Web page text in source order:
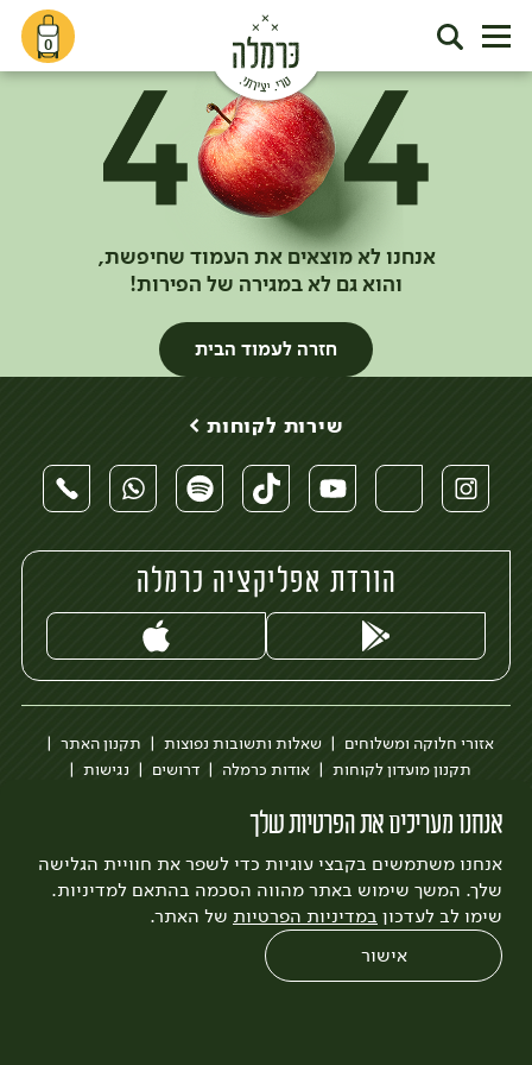
0
אנחנו לא מוצאים את העמוד שחיפשת,
והוא גם לא במגירה של הפירות!
חזרה לעמוד הבית
אנחנו מעריכים את הפרטיות שלך
אנחנו משתמשים בקבצי עוגיות כדי לשפר את חוויית הגלישה
שלך. המשך שימוש באתר מהווה הסכמה בהתאם למדיניות.
שימו לב לעדכון במדיניות הפרטיות של האתר.
אישור
שירות לקוחות >
הורדת אפליקציה כרמלה
אזורי חלוקה ומשלוחים שאלות ותשובות נפוצות
תקנון האתר
תקנון מועדון לקוחות
אודות כרמלה דרושים
נגישות
לצפייה בעדכון מדיניות פרטיות
עיצוב:3bears פיתוח:Quatro